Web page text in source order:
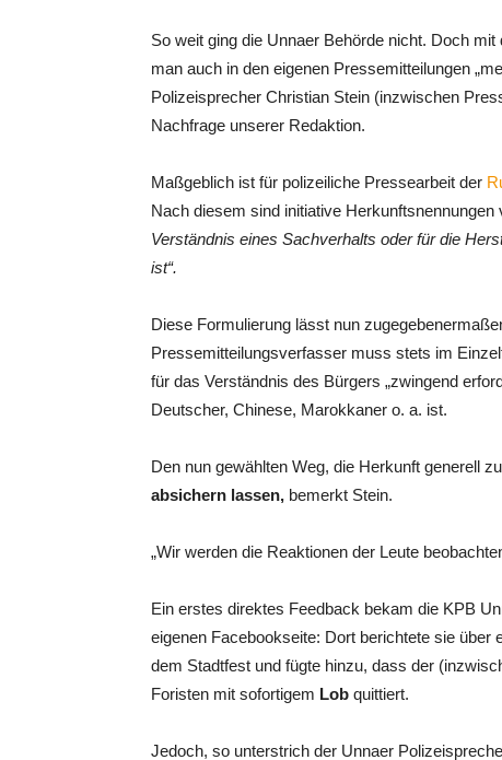
So weit ging die Unnaer Behörde nicht. Doch
man auch in den eigenen Pressemitteilungen
Polizeisprecher Christian Stein (inzwischen
Nachfrage unserer Redaktion.
Maßgeblich ist für polizeiliche Pressearbeit der
Nach diesem sind initiative Herkunftsnennungen
Verständnis eines Sachverhalts oder für die
ist“.
Diese Formulierung lässt nun
Pressemitteilungsverfasser muss stets im
für das Verständnis des Bürgers „zwingend
Deutscher, Chinese, Marokkaner o. a. ist.
Den nun gewählten Weg, die Herkunft generell
absichern lassen, bemerkt Stein.
„Wir werden die Reaktionen der Leute
Ein erstes direktes Feedback bekam die KPB
eigenen Facebookseite: Dort berichtete sie über
dem Stadtfest und fügte hinzu, dass der
Foristen mit sofortigem Lob quittiert.
Jedoch, so unterstrich der Unnaer